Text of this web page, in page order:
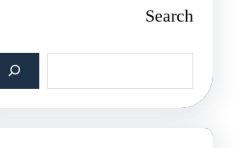
Search
c